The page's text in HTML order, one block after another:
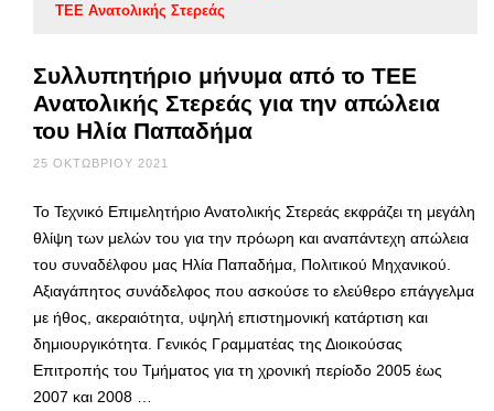
ΤΕΕ Ανατολικής Στερεάς
Συλλυπητήριο μήνυμα από το ΤΕΕ
Ανατολικής Στερεάς για την απώλεια
του Ηλία Παπαδήμα
25 ΟΚΤΩΒΡΊΟΥ 2021
Το Τεχνικό Επιμελητήριο Ανατολικής Στερεάς εκφράζει τη μεγάλη
θλίψη των μελών του για την πρόωρη και αναπάντεχη απώλεια
του συναδέλφου μας Ηλία Παπαδήμα, Πολιτικού Μηχανικού.
Αξιαγάπητος συνάδελφος που ασκούσε το ελεύθερο επάγγελμα
με ήθος, ακεραιότητα, υψηλή επιστημονική κατάρτιση και
δημιουργικότητα. Γενικός Γραμματέας της Διοικούσας
Επιτροπής του Τμήματος για τη χρονική περίοδο 2005 έως
2007 και 2008 …